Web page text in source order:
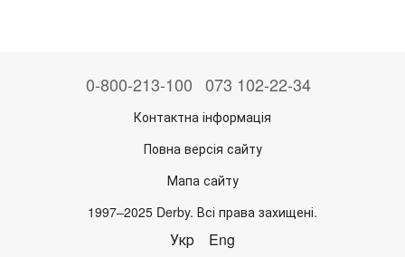
0-800-213-100 073 102-22-34
Контактна інформація
Повна версія сайту
Мапа сайту
1997–2025 Derby. Всі права захищені.
Укр Eng